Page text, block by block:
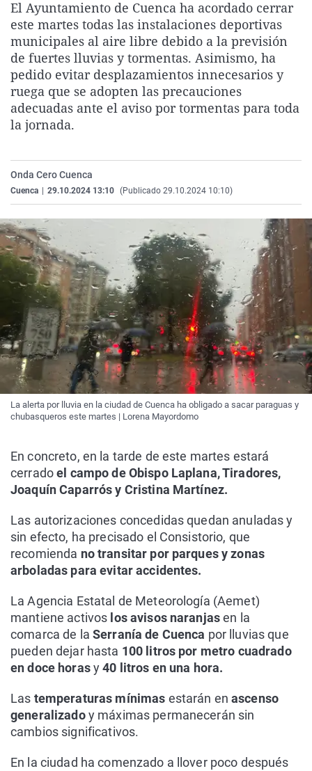
La rosa de los vientos
Gente viajera
Como el perro y el
Caso
Retornados
Equipo de
Operación Viuda
Extremadura
Galicia
La Rioja
Navarra
País Vasco
Virales
Televisión
Elecciones
El Ayuntamiento de Cuenca ha acordado cerrar
este martes todas las instalaciones deportivas
municipales al aire libre debido a la previsión
de fuertes lluvias y tormentas. Asimismo, ha
pedido evitar desplazamientos innecesarios y
ruega que se adopten las precauciones
adecuadas ante el aviso por tormentas para toda
la jornada.
Onda Cero Cuenca
Cuenca 29.10.2024 13:10 (Publicado 29.10.2024 10:10)
La alerta por lluvia en la ciudad de Cuenca ha obligado a sacar paraguas y
chubasqueros este martes | Lorena Mayordomo
En concreto, en la tarde de este martes estará
cerradoel campo de Obispo Laplana, Tiradores,
Joaquín Caparrós y Cristina Martínez.
Las autorizaciones concedidas quedan anuladas y
sin efecto, ha precisado el Consistorio, que
recomienda no transitar por parques y zonas
arboladas para evitar accidentes.
La Agencia Estatal de Meteorología (Aemet)
mantiene activos los avisos naranjasen la
comarca de la Serranía de Cuenca por lluvias que
pueden dejar hasta 100 litros por metro cuadrado
en doce horasy40 litros en una hora.
Las temperaturas mínimas estarán en ascenso
generalizadoy máximas permanecerán sin
cambios significativos.
En la ciudad ha comenzado a llover poco después